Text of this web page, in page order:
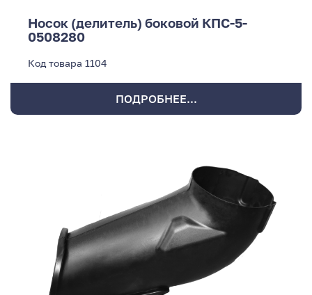
Носок (делитель) боковой КПС-5-
0508280
Код товара 1104
ПОДРОБНЕЕ...